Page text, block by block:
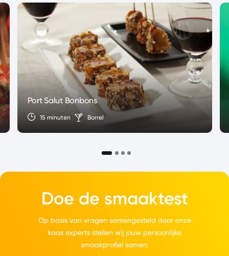
Port Salut Bonbons
15 minuten Borrel
Doe de smaaktest
Op basis van vragen samengesteld door onze
kaas experts stellen wij jouw persoonlijke
smaakprofiel samen.